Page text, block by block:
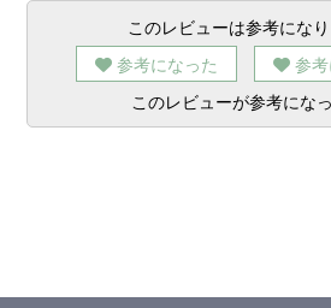
このレビューは参考にな
参考になった
参
このレビューが参考にな